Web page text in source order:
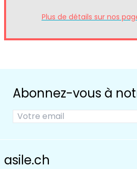
Plus de détails sur nos
Abonnez-vous à
asile.ch